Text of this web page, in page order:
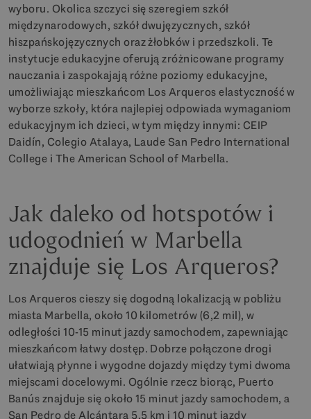
wyboru. Okolica szczyci się szeregiem szkół
międzynarodowych, szkół dwujęzycznych, szkół
hiszpańskojęzycznych oraz żłobków i przedszkoli. Te
instytucje edukacyjne oferują zróżnicowane programy
nauczania i zaspokajają różne poziomy edukacyjne,
umożliwiając mieszkańcom Los Arqueros elastyczność w
wyborze szkoły, która najlepiej odpowiada wymaganiom
edukacyjnym ich dzieci, w tym między innymi: CEIP
Daidín, Colegio Atalaya, Laude San Pedro International
College i The American School of Marbella.
Jak daleko od hotspotów i
udogodnień w Marbella
znajduje się Los Arqueros?
Los Arqueros cieszy się dogodną lokalizacją w pobliżu
miasta Marbella, około 10 kilometrów (6,2 mil), w
odległości 10-15 minut jazdy samochodem, zapewniając
mieszkańcom łatwy dostęp. Dobrze połączone drogi
ułatwiają płynne i wygodne dojazdy między tymi dwoma
miejscami docelowymi. Ogólnie rzecz biorąc, Puerto
Banús znajduje się około 15 minut jazdy samochodem, a
San Pedro de Alcántara 5,5 km i 10 minut jazdy